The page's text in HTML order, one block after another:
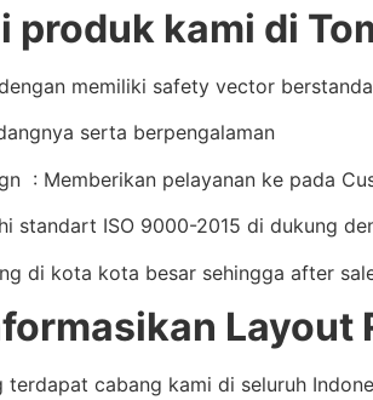
produk kami di
memiliki safety vector
serta berpengalaman
: Memberikan pelayanan ke pada
standart ISO 9000-2015 di dukung
di kota kota besar sehingga after
Layout
terdapat cabang kami di seluruh